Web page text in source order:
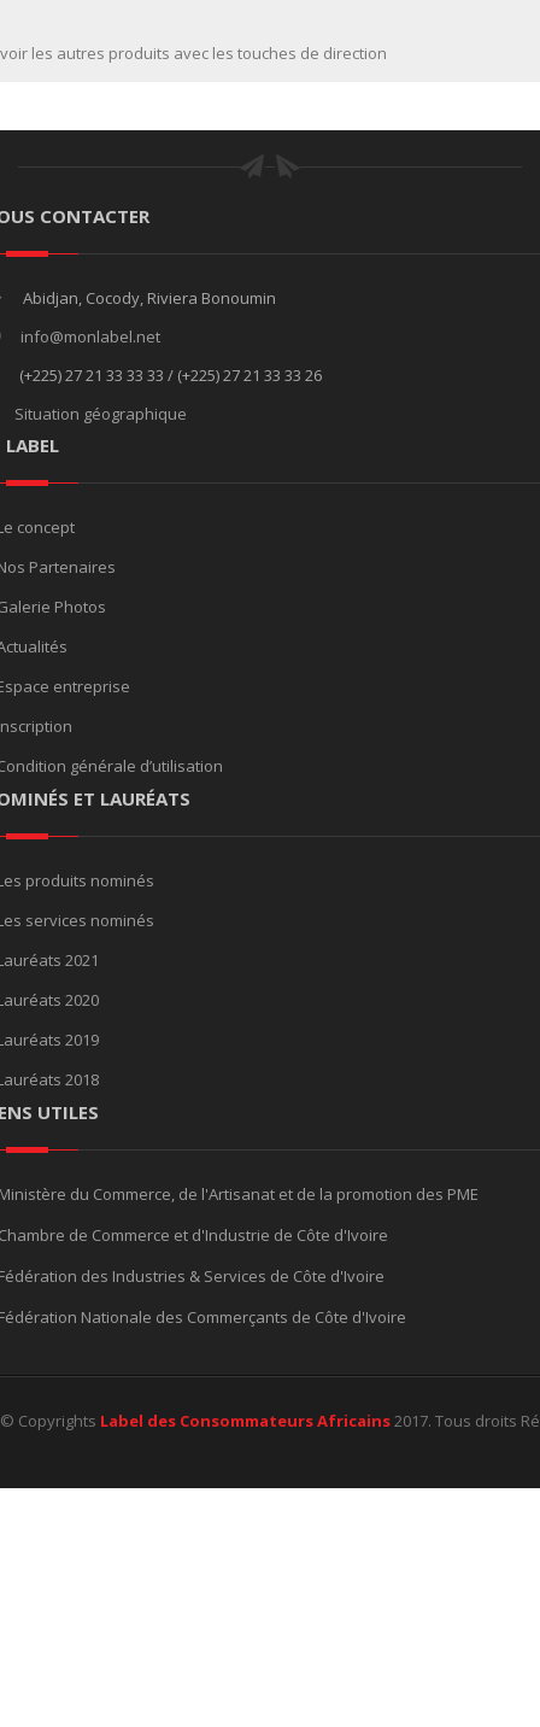
voir les autres produits avec les touches de direction
CONTACTER
Abidjan, Cocody, Riviera Bonoumin
info@monlabel.net
(+225) 27 21 33 33 33 / (+225) 27 21 33 33 26
Situation géographique
LABEL
concept
Partenaires
Photos
entreprise
générale d’utilisation
ET LAURÉATS
produits nominés
services nominés
2021
2020
2019
2018
UTILES
du Commerce, de l'Artisanat et de la promotion des PME
de Commerce et d'Industrie de Côte d'Ivoire
des Industries & Services de Côte d'Ivoire
Nationale des Commerçants de Côte d'Ivoire
© Copyrights Label des Consommateurs Africains2017. Tous droits